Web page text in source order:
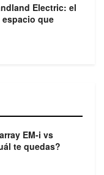
Electric: el
espacio que
EM-i vs
te quedas?